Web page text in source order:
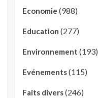
Economie (988)
Education (277)
Environnement (193)
Evénements(115)
Faits divers(246)